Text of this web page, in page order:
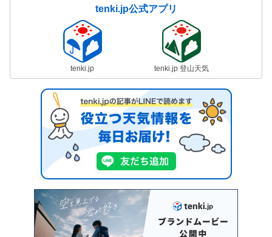
tenki.jp公式アプリ
tenki.jp tenki.jp 登山天気